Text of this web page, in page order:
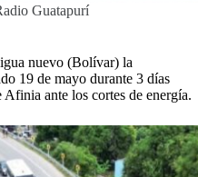
Guatapurí
nuevo (Bolívar) la
19 de mayo durante 3 días
ante los cortes de energía.